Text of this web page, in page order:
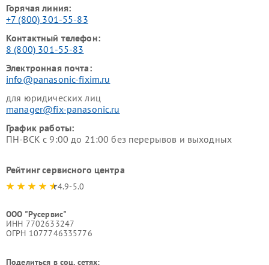
Горячая линия:
+7 (800) 301-55-83
Контактный телефон:
8 (800) 301-55-83
Электронная почта:
info@panasonic-fixim.ru
для юридических лиц
manager@fix-panasonic.ru
График работы:
ПН-ВСК с 9:00 до 21:00 без перерывов и выходных
Рейтинг сервисного центра
4.9-5.0
ООО "Русервис"
ИНН 7702633247
ОГРН 1077746335776
Поделиться в соц. сетях: